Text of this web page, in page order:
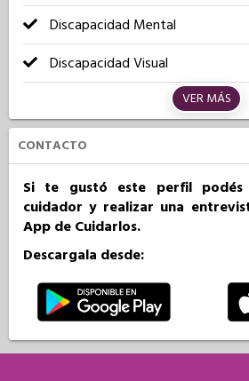
Discapacidad Mental
Discapacidad Visual
VER MÁS
CONTACTO
Si te gustó este perfil
cuidador y realizar una
App de Cuidarlos.
Descargala desde: